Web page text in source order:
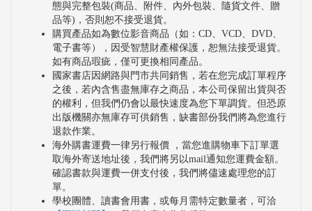
態與完整包裝(商品、附件、內外包裝、隨貨文件、贈
品等)，否則恕不接受退貨。
購買產品如為數位影音商品（如：CD、VCD、DVD、
電子書等），因受智慧財產權保護，恕無法接受退貨。
如有商品瑕疵，僅可更換相同產品。
國家書店因網路與門市共同銷售，若在您完成訂單程序
之後，若內含售盡無庫存之商品，本公司保留出貨與否
的權利，但我們仍會以最快速度為您下單調貨。但恐原
出版機關亦無庫存可供銷售，缺書部份我們將為您進行
退款作業。
海外購書運費一律另行報價 ，當您進購物車下訂單選
取海外寄送地址後，我們將另以mail通知您運費金額。
確認書款與運費一併支付後，我們將儘速處理您的訂
單。
學校團體、讀書會用書，或每月需特定數量者，可洽